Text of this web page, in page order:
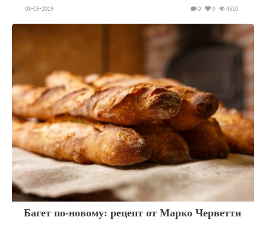
08-05-2019 4510
0
0
Багет по-новому: рецепт от Марко Черветти